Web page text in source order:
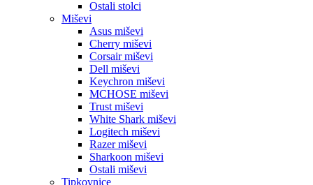
Ostali stolci
Miševi
Asus miševi
Cherry miševi
Corsair miševi
Dell miševi
Keychron miševi
MCHOSE miševi
Trust miševi
White Shark miševi
Logitech miševi
Razer miševi
Sharkoon miševi
Ostali miševi
Tipkovnice